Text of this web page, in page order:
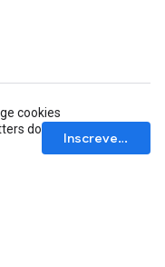
cookies
do
Inscrever-se